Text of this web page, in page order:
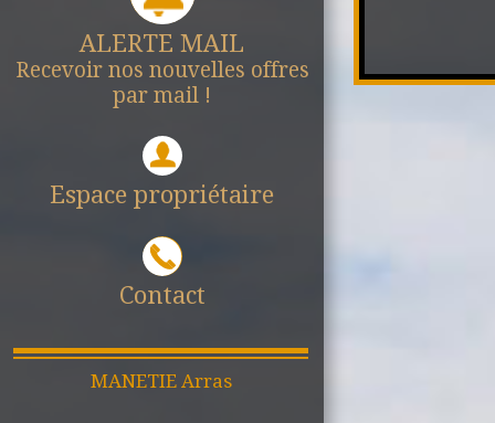
ALERTE MAIL
Recevoir nos nouvelles offres
par mail !
Espace propriétaire
Contact
MANETIE Arras